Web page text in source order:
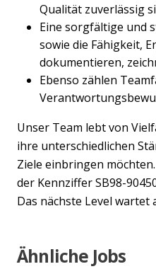
Qualität zuverlässig
Eine sorgfältige und
sowie die Fähigkeit,
dokumentieren,
Ebenso zählen
Unser Team lebt von
ihre unterschiedlichen
Ziele einbringen
der Kennziffer SB98-
Das nächste Level wartet
Ähnliche Jobs